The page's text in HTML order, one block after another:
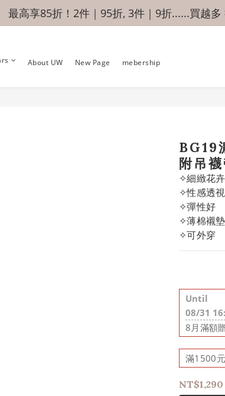
最高享85折！2件｜95折, 3件｜9折......買越多
About UW New Page mebership
BG19
附吊
✧細緻花
✧性感透
✧彈性好
✧薄棉襯
✧可外穿
Until
08/31
8月滿額
滿1500
NT$1,290